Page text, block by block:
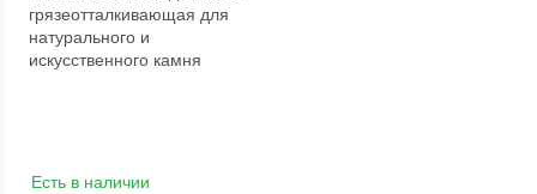
грязеотталкивающая для
натурального и
искусственного камня
Есть в наличии